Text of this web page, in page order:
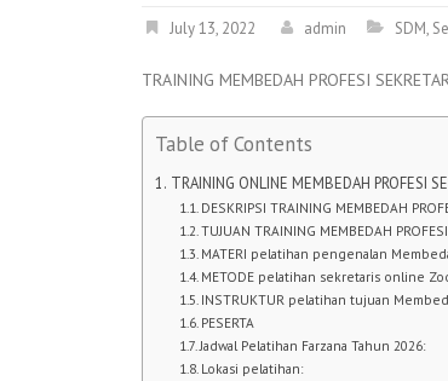
July 13, 2022 admin SDM,
TRAINING MEMBEDAH PROFESI
Table of Contents
TRAINING ONLINE MEMBEDAH PROFESI
DESKRIPSI TRAINING MEMBEDAH
TUJUAN TRAINING MEMBEDAH
MATERI pelatihan pengenalan
METODE pelatihan sekretaris online
INSTRUKTUR pelatihan tujuan
PESERTA
Jadwal Pelatihan Farzana Tahun 2026:
Lokasi pelatihan: